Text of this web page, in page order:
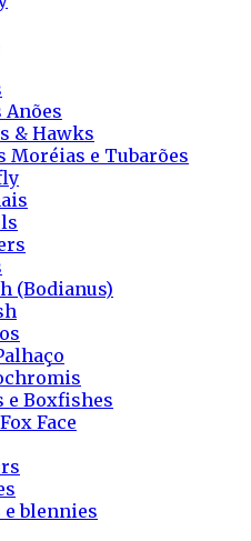
Anões
& Hawks
Moréias e Tubarões
(Bodianus)
e Boxfishes
Face
e blennies